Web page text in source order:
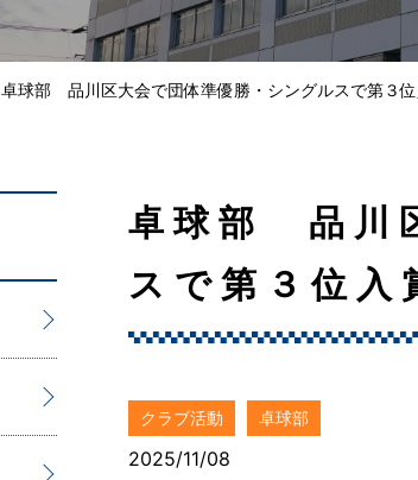
卓球部 品川区大会で団体準優勝・シングルスで第３位
卓球部 品川
スで第３位入
クラブ活動 卓球部
2025/11/08